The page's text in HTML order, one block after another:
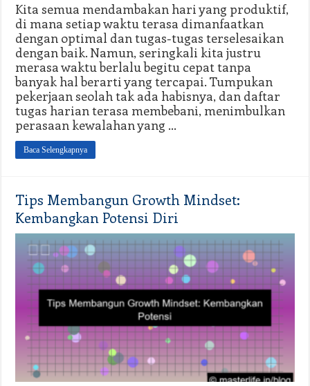
Kita semua mendambakan hari yang produktif,
di mana setiap waktu terasa dimanfaatkan
dengan optimal dan tugas-tugas terselesaikan
dengan baik. Namun, seringkali kita justru
merasa waktu berlalu begitu cepat tanpa
banyak hal berarti yang tercapai. Tumpukan
pekerjaan seolah tak ada habisnya, dan daftar
tugas harian terasa membebani, menimbulkan
perasaan kewalahan yang …
Baca Selengkapnya
Tips Membangun Growth Mindset:
Kembangkan Potensi Diri